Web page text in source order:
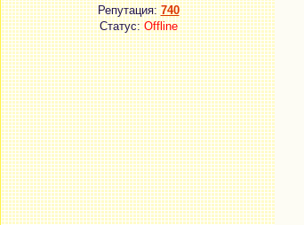
Репутация:740
Статус:Offline